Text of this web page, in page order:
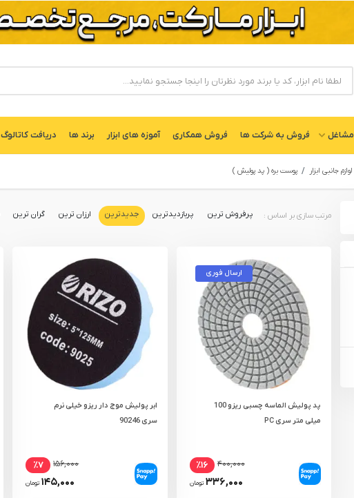
مشاغل فروش به شركت ها فروش همکاری آموزه های ابزار برند ها دریافت کاتالوگ
لوازم جانبی ابزار پوست بره ( پد پولیش )
پرفروش ترین پربازدیدترین جدیدترین ارزان ترین گران ترین
ارسال فوری
پد پولیش الماسه چسبی ریزو 100
میلی‌ متر سری PC
۴۰۰,۰۰۰ ٪۱۶
۳۳۶,۰۰۰ تومان
ابر پولیش موج دار ریزو خیلی نرم
سری 90246
۱۵۶,۰۰۰ ٪۷
۱۴۵,۰۰۰ تومان